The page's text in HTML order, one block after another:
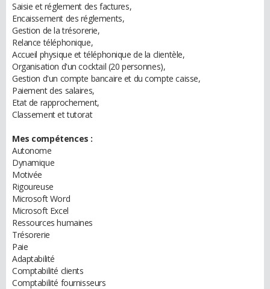
Saisie et réglement des factures,
Encaissement des réglements,
Gestion de la trésorerie,
Relance téléphonique,
Accueil physique et téléphonique de la clientèle,
Organisation d'un cocktail (20 personnes),
Gestion d'un compte bancaire et du compte caisse,
Paiement des salaires,
Etat de rapprochement,
Classement et tutorat
Mes compétences :
Autonome
Dynamique
Motivée
Rigoureuse
Microsoft Word
Microsoft Excel
Ressources humaines
Trésorerie
Paie
Adaptabilité
Comptabilité clients
Comptabilité fournisseurs